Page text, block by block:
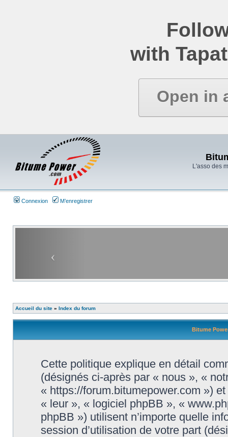
with
Open in
L'asso des
Connexion M’enregistrer
Accueil du site » Index du forum
Bitume
Cette politique explique en détail
(désignés ci-après par « nous », «
« https://forum.bitumepower.com »)
« leur », « logiciel phpBB », «
phpBB ») utilisent n’importe quelle
session d’utilisation de votre part